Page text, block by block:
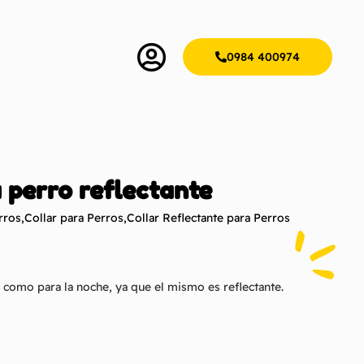
0984 400974
perro reflectante
,Collar para Perros,Collar Reflectante para Perros
para la noche, ya que el mismo es reflectante.